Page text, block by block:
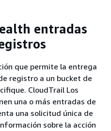
entradas
que permite la entrega
registro a un bucket de
CloudTrail Los
una o más entradas de
una solicitud única de
sobre la acción